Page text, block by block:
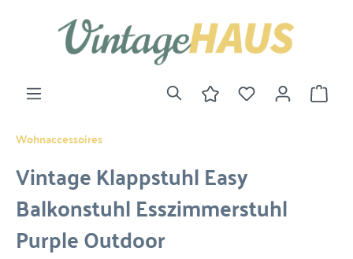
Wohnaccessoires
Vintage Klappstuhl Easy
Balkonstuhl Esszimmerstuhl
Purple Outdoor